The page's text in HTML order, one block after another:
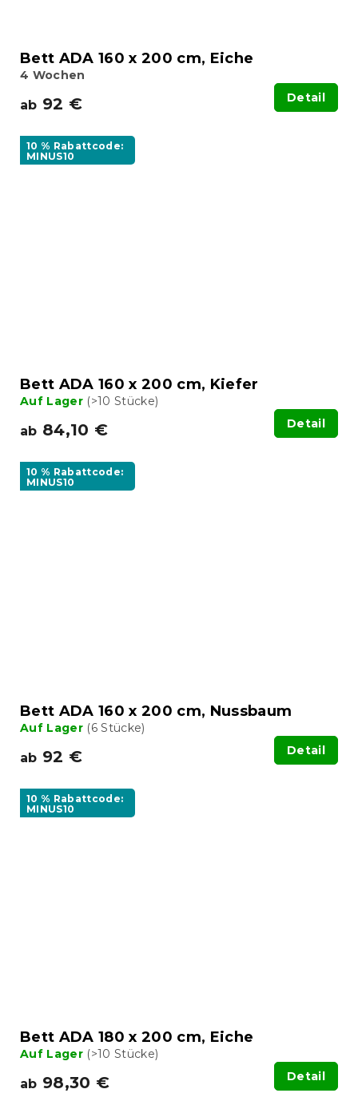
Bett ADA 160 x 200 cm, Eiche
4 Wochen
ab 92 € Detail
10 % Rabattcode:
MINUS10
Bett ADA 160 x 200 cm, Kiefer
Auf Lager (>10 Stücke)
ab 84,10 € Detail
10 % Rabattcode:
MINUS10
Bett ADA 160 x 200 cm, Nussbaum
Auf Lager (6 Stücke)
ab 92 € Detail
10 % Rabattcode:
MINUS10
Bett ADA 180 x 200 cm, Eiche
Auf Lager (>10 Stücke)
ab 98,30 € Detail